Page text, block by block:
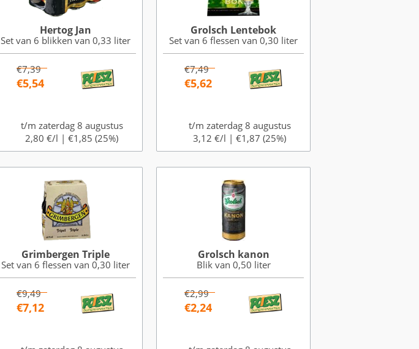
Hertog Jan
Set van 6 blikken van 0,33 liter
€7,39
€5,54
t/m zaterdag 8 augustus
2,80 €/l | €1,85 (25%)
Grolsch Lentebok
Set van 6 flessen van 0,30 liter
€7,49
€5,62
t/m zaterdag 8 augustus
3,12 €/l | €1,87 (25%)
Grimbergen Triple
Set van 6 flessen van 0,30 liter
€9,49
€7,12
Grolsch kanon
Blik van 0,50 liter
€2,99
€2,24